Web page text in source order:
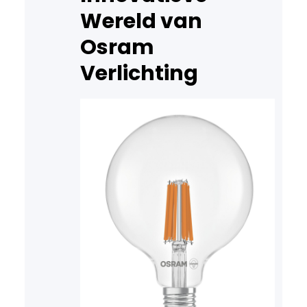
woonkamer of kantoor,
dimbare…
Wereld van
Osram
Verlichting